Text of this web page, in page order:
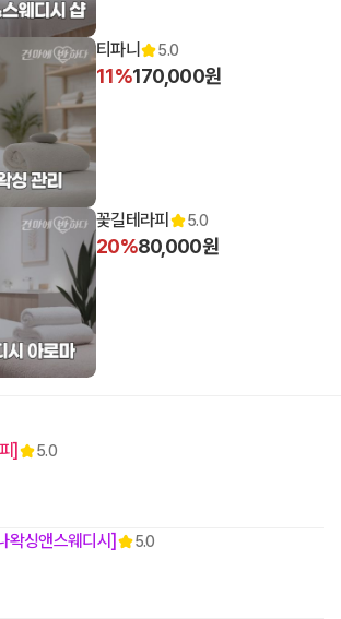
티파니 5.0
11%170,000원
꽃길테라피 5.0
20%80,000원
]
5.0
왁싱앤스웨디시] 5.0